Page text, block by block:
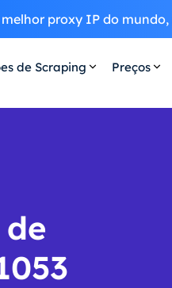
proxy IP do mundo,
de Scraping Preços